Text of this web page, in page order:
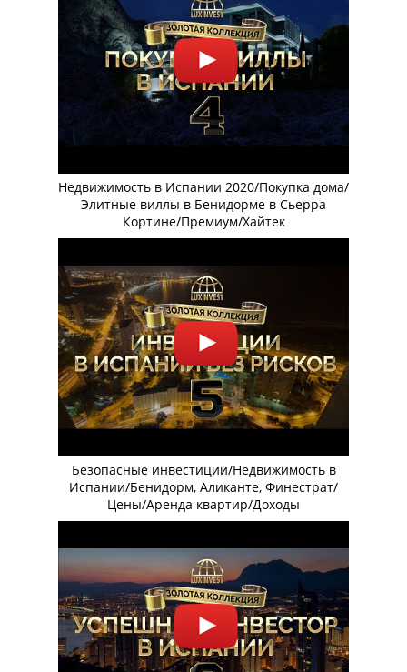
Недвижимость в Испании 2020/Покупка дома/
Элитные виллы в Бенидорме в Сьерра
Кортине/Премиум/Хайтек
Безопасные инвестиции/Недвижимость в
Испании/Бенидорм, Аликанте, Финестрат/
Цены/Аренда квартир/Доходы